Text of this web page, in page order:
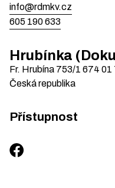
info@rdmkv.cz
605 190 633
Hrubínka
Fr. Hrubína 753/1 674 01
Česká republika
Přístupnost